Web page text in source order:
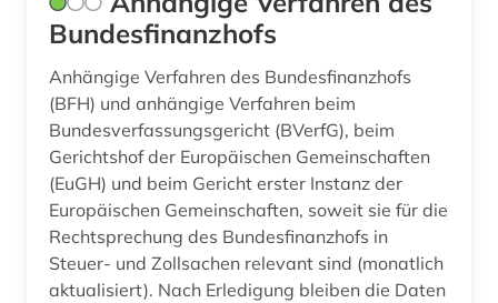
evangelische kirche in mitteldeutschland (1)
evangelische kirche von kurhessen-waldeck
(1)
evangelische kirche von westfalen (1)
Bundesfinanzhofs
Anhängige Verfahren des Bundesfinanzhofs
(BFH) und anhängige Verfahren beim
Bundesverfassungsgericht (BVerfG), beim
Gerichtshof der Europäischen Gemeinschaften
(EuGH) und beim Gericht erster Instanz der
Europäischen Gemeinschaften, soweit sie für die
Rechtsprechung des Bundesfinanzhofs in
Steuer- und Zollsachen relevant sind (monatlich
aktualisiert). Nach Erledigung bleiben die Daten